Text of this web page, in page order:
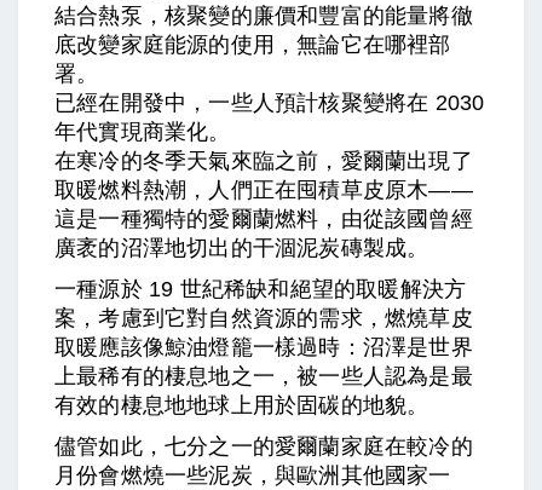
結合熱泵，核聚變的廉價和豐富的能量將徹
底改變家庭能源的使用，無論它在哪裡部
署。
已經在開發中，一些人預計核聚變將在 2030
年代實現商業化。
在寒冷的冬季天氣來臨之前，愛爾蘭出現了
取暖燃料熱潮，人們正在囤積草皮原木——
這是一種獨特的愛爾蘭燃料，由從該國曾經
廣袤的沼澤地切出的干涸泥炭磚製成。
一種源於 19 世紀稀缺和絕望的取暖解決方
案，考慮到它對自然資源的需求，燃燒草皮
取暖應該像鯨油燈籠一樣過時：沼澤是世界
上最稀有的棲息地之一，被一些人認為是最
有效的棲息地地球上用於固碳的地貌。
儘管如此，七分之一的愛爾蘭家庭在較冷的
月份會燃燒一些泥炭，與歐洲其他國家一